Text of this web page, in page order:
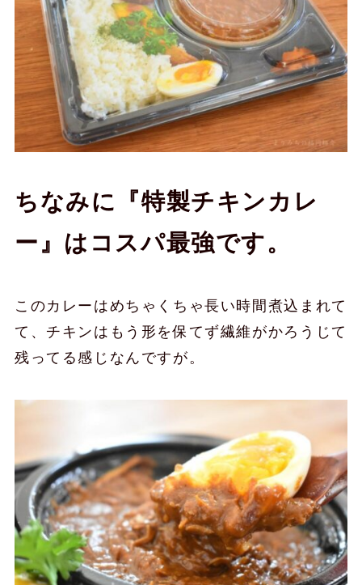
ちなみに『特製チキンカレ
ー』はコスパ最強です。
このカレーはめちゃくちゃ長い時間煮込まれて
て、チキンはもう形を保てず繊維がかろうじて
残ってる感じなんですが。